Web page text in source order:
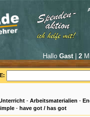
Hallo Gast| 2
- Arbeitsmaterialien -
- have got / has got